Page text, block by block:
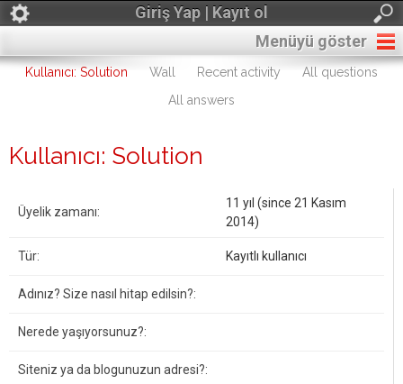
Giriş Yap | Kayıt ol
Menüyü göster
Kullanıcı: Solution Wall Recent activity
All questions
All answers
Kullanıcı: Solution
Üyelik zamanı:
11 yıl (since 21 Kasım
2014)
Tür: Kayıtlı kullanıcı
Adınız? Size nasıl hitap edilsin?:
Nerede yaşıyorsunuz?:
Siteniz ya da blogunuzun adresi?: